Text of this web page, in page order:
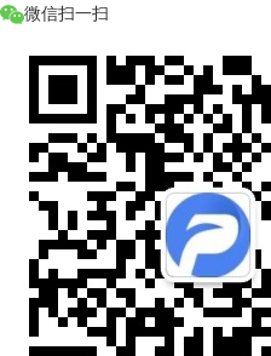
微信扫一扫